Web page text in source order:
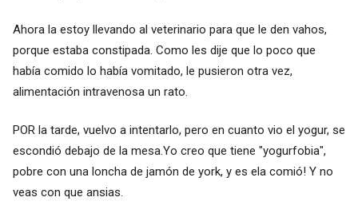
Ahora la estoy llevando al veterinario para que le den vahos,
porque estaba constipada. Como les dije que lo poco que
había comido lo había vomitado, le pusieron otra vez,
alimentación intravenosa un rato.
POR la tarde, vuelvo a intentarlo, pero en cuanto vio el yogur, se
escondió debajo de la mesa.Yo creo que tiene "yogurfobia",
pobre con una loncha de jamón de york, y es ela comió! Y no
veas con que ansias.